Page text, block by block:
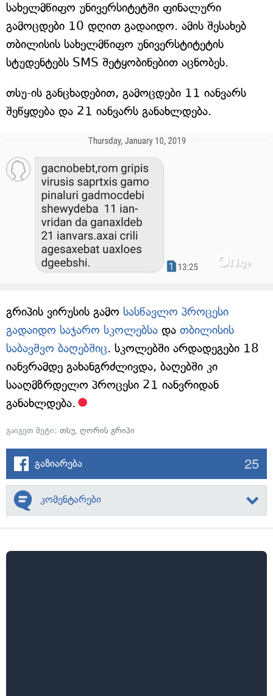
სახელმწიფო უნივერსიტეტში ფინალური
გამოცდები 10 დღით გადაიდო. ამის შესახებ
თბილისის სახელმწიფო უნივერსტიტეტის
სტუდენტებს SMS შეტყობინებით აცნობეს.
თსუ-ის განცხადებით, გამოცდები 11 იანვარს
შეწყდება და 21 იანვარს განახლდება.
გრიპის ვირუსის გამო სასწავლო პროცესი
გადაიდო საჯარო სკოლებსა და თბილისის
საბავშვო ბაღებშიც. სკოლებში არდადეგები 18
იანვრამდე გახანგრძლივდა, ბაღებში კი
სააღმზრდელო პროცესი 21 იანვრიდან
განახლდება.
გაიგეთ მეტი: თსუ, ღორის გრიპი
გაზიარება 25
კომენტარები